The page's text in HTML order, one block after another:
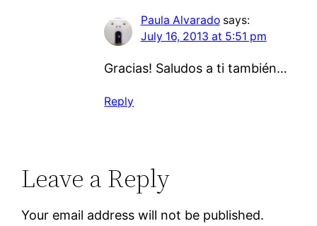
Paula Alvarado says:
July 16, 2013 at 5:51 pm
Gracias! Saludos a ti también…
Reply
Leave a Reply
Your email address will not be published.